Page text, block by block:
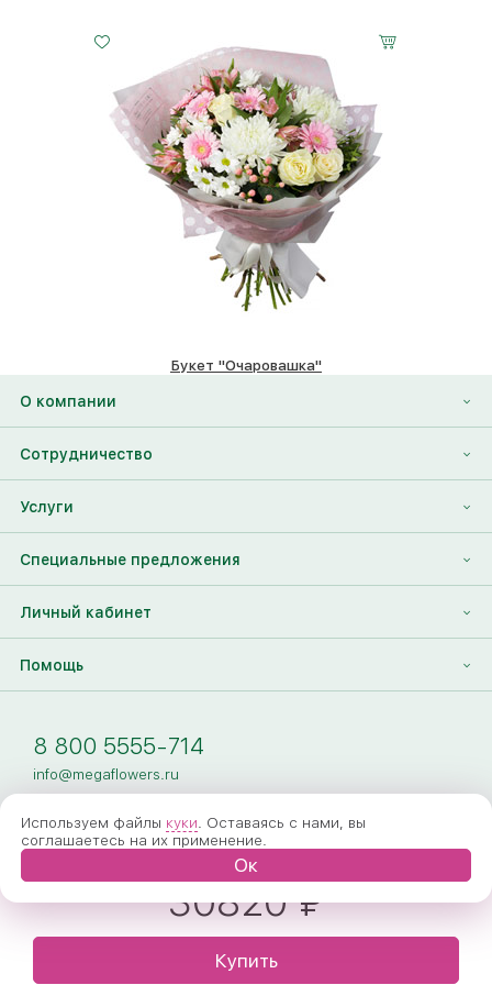
30820 ₽
Купить
Букет "Очаровашка"
8 800 5555-714
info@megaflowers.ru
О компании
О нас
Контакты
Видеогалерея
Новости
Сотрудничество
Франшиза
Партнеры Megaflowers
Услуги
Найти друга
Доставка цветов за границу
Специальные предложения
Накопительные скидки
Личный кабинет
Вход
Помощь
Оплата
Гарантии
Как заказать
Вопрос-ответ
© 2005-2026 Megaflowers
Используем файлы куки. Оставаясь с нами, вы
соглашаетесь на их применение.
Ок